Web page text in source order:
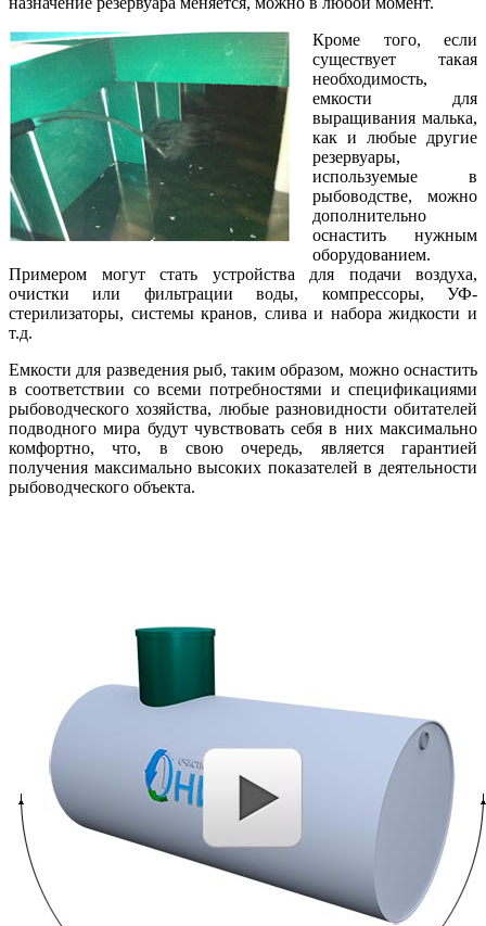
Кроме того, если
существует такая
необходимость,
емкости для
выращивания малька,
как и любые другие
резервуары,
используемые в
рыбоводстве, можно
дополнительно
оснастить нужным
оборудованием.
Примером могут стать устройства для подачи воздуха,
очистки или фильтрации воды, компрессоры, УФ-
стерилизаторы, системы кранов, слива и набора жидкости и
т.д.
Емкости для разведения рыб, таким образом, можно оснастить
в соответствии со всеми потребностями и спецификациями
рыбоводческого хозяйства, любые разновидности обитателей
подводного мира будут чувствовать себя в них максимально
комфортно, что, в свою очередь, является гарантией
получения максимально высоких показателей в деятельности
рыбоводческого объекта.